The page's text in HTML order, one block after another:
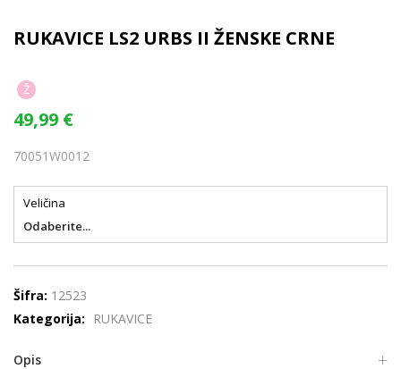
RUKAVICE LS2 URBS II ŽENSKE CRNE
Ž
49,99 €
70051W0012
Veličina
Odaberite...
Šifra: 12523
Kategorija:
RUKAVICE
Opis